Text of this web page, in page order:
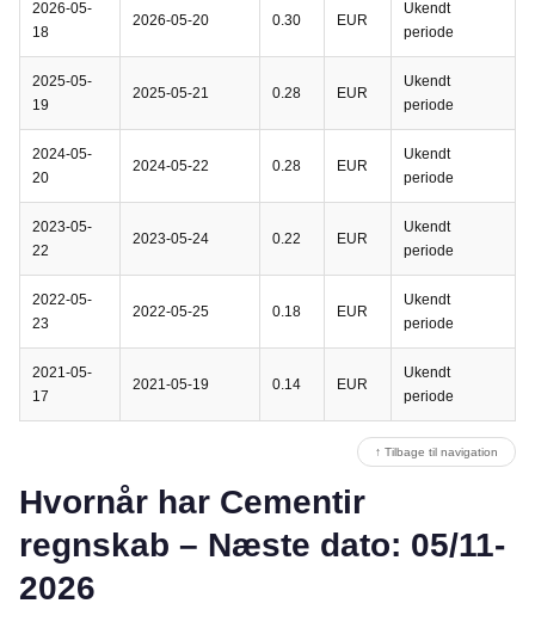
2026-05-
18
2026-05-20 0.30 EUR
Ukendt
periode
2025-05-
19
2025-05-21 0.28 EUR
Ukendt
periode
2024-05-
20
2024-05-22 0.28 EUR
Ukendt
periode
2023-05-
22
2023-05-24 0.22 EUR
Ukendt
periode
2022-05-
23
2022-05-25 0.18 EUR
Ukendt
periode
2021-05-
17
2021-05-19 0.14 EUR
Ukendt
periode
↑ Tilbage til navigation
Hvornår har Cementir
regnskab – Næste dato: 05/11-
2026